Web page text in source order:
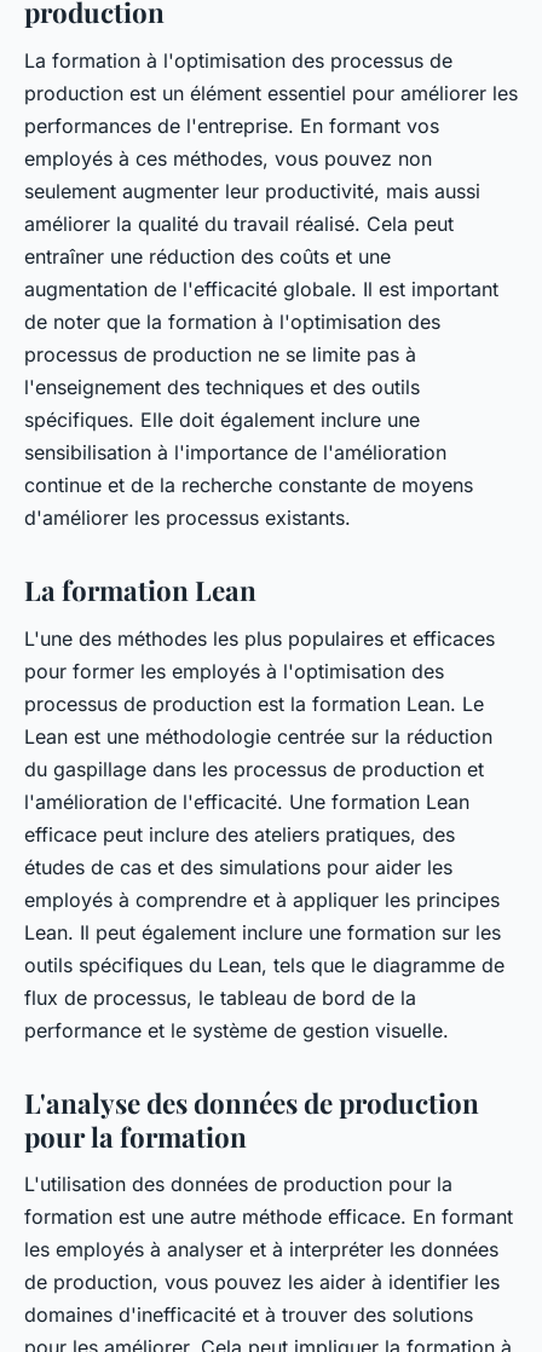
production
La formation à l'optimisation des processus de
production est un élément essentiel pour améliorer les
performances de l'entreprise. En formant vos
employés à ces méthodes, vous pouvez non
seulement augmenter leur productivité, mais aussi
améliorer la qualité du travail réalisé. Cela peut
entraîner une réduction des coûts et une
augmentation de l'efficacité globale. Il est important
de noter que la formation à l'optimisation des
processus de production ne se limite pas à
l'enseignement des techniques et des outils
spécifiques. Elle doit également inclure une
sensibilisation à l'importance de l'amélioration
continue et de la recherche constante de moyens
d'améliorer les processus existants.
La formation Lean
L'une des méthodes les plus populaires et efficaces
pour former les employés à l'optimisation des
processus de production est la formation Lean. Le
Lean est une méthodologie centrée sur la réduction
du gaspillage dans les processus de production et
l'amélioration de l'efficacité. Une formation Lean
efficace peut inclure des ateliers pratiques, des
études de cas et des simulations pour aider les
employés à comprendre et à appliquer les principes
Lean. Il peut également inclure une formation sur les
outils spécifiques du Lean, tels que le diagramme de
flux de processus, le tableau de bord de la
performance et le système de gestion visuelle.
L'analyse des données de production
pour la formation
L'utilisation des données de production pour la
formation est une autre méthode efficace. En formant
les employés à analyser et à interpréter les données
de production, vous pouvez les aider à identifier les
domaines d'inefficacité et à trouver des solutions